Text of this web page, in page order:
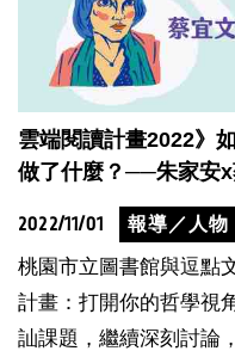
雲端閱讀計畫2022》
做了什麼？──朱家安
2022/11/01 報導／人物
桃園市立圖書館與逗點
計畫：打開你的哲學視
訕課題，繼續深刻討論